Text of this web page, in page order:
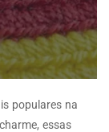
populares na
essas